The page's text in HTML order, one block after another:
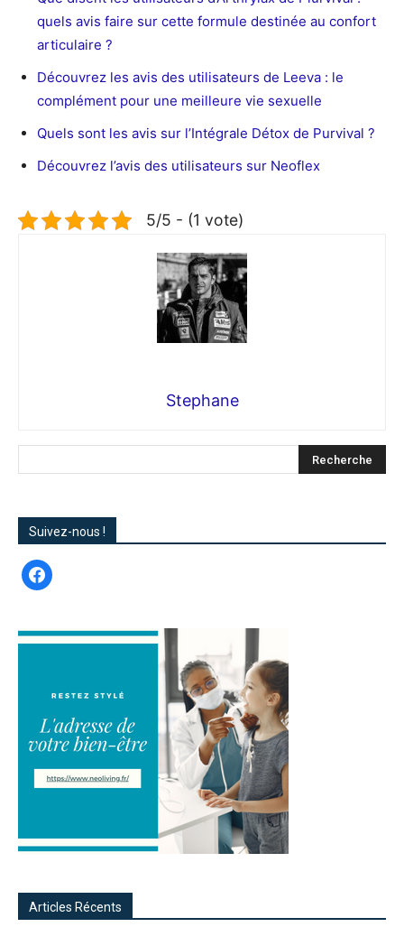
quels avis faire sur cette formule destinée au confort
articulaire ?
Découvrez les avis des utilisateurs de Leeva : le
complément pour une meilleure vie sexuelle
Quels sont les avis sur l’Intégrale Détox de Purvival ?
Découvrez l’avis des utilisateurs sur Neoflex
5/5 - (1 vote)
Stephane
Suivez-nous !
facebook
Articles Récents